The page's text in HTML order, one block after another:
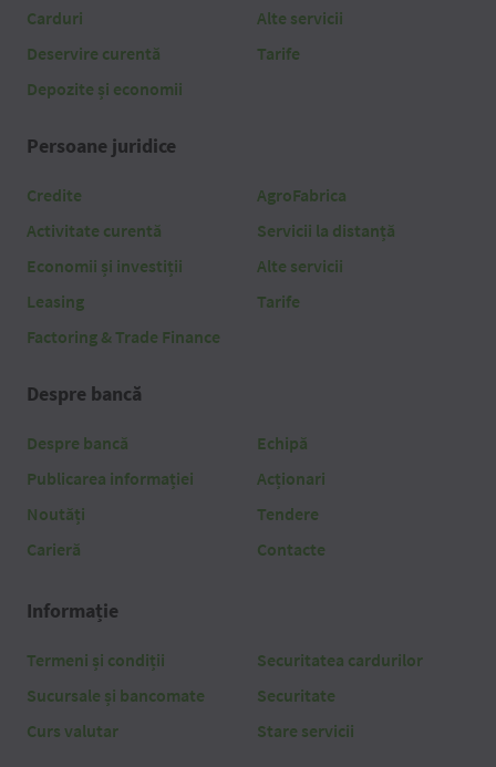
Carduri
Deservire curentă
Depozite și economii
Alte servicii
Tarife
Persoane juridice
Credite
Activitate curentă
Economii și investiții
Leasing
Factoring & Trade Finance
AgroFabrica
Servicii la distanță
Alte servicii
Tarife
Despre bancă
Despre bancă
Publicarea informației
Noutăți
Carieră
Echipă
Acționari
Tendere
Contacte
Informație
Termeni și condiții
Sucursale și bancomate
Curs valutar
Securitatea cardurilor
Securitate
Stare servicii